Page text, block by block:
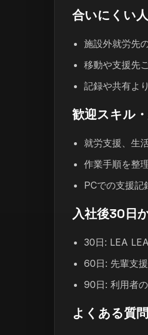
合いにくい人
施設外就労先
移動や支援先
記録や共有よ
歓迎スキル
就労支援、生
作業手順を整
PCでの支援記
入社後30日
30日: LEA
60日: 先輩支
90日: 利用者
よくある質問